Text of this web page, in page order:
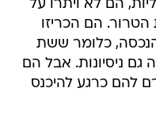
הם לא ויתרו על
הם הכריזו
כלומר ששת
גם ניסיונות. אבל הם
להם כרגע להיכנס